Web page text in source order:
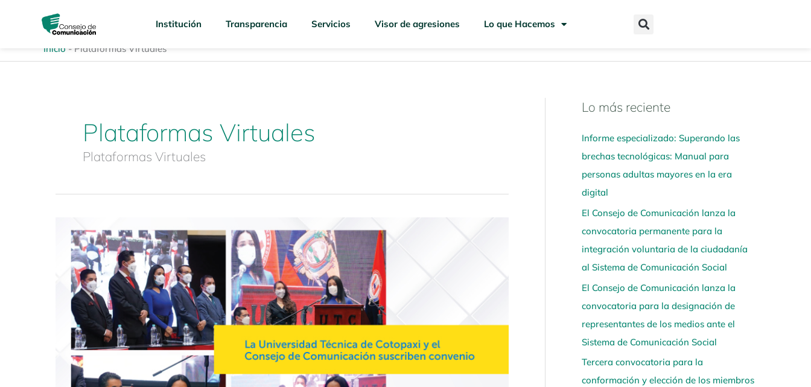
Institución Transparencia Servicios Visor de agresiones Lo que Hacemos
Inicio - Plataformas Virtuales
Plataformas Virtuales
Plataformas Virtuales
Prensa
Lo más reciente
Informe especializado: Superando las
brechas tecnológicas: Manual para
personas adultas mayores en la era
digital
El Consejo de Comunicación lanza la
convocatoria permanente para la
integración voluntaria de la ciudadanía
al Sistema de Comunicación Social
El Consejo de Comunicación lanza la
convocatoria para la designación de
representantes de los medios ante el
Sistema de Comunicación Social
Tercera convocatoria para la
conformación y elección de los miembros
N
v
e
g
a
a
q
u
í